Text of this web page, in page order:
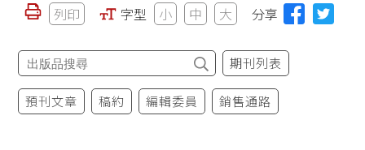
列印 字型 小 中 大 分享
期刊列表
預刊文章 稿約 編輯委員 銷售通路